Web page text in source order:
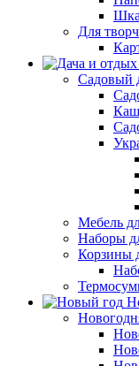
Для
Садовый
Мебель
Наборы
Корзины